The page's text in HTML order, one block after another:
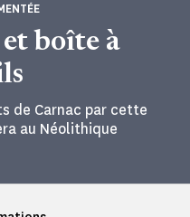
boîte à
de Carnac par cette
au Néolithique